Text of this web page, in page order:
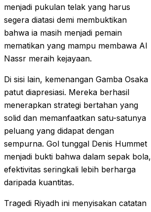
menjadi pukulan telak yang harus
segera diatasi demi membuktikan
bahwa ia masih menjadi pemain
mematikan yang mampu membawa Al
Nassr meraih kejayaan.
Di sisi lain, kemenangan Gamba Osaka
patut diapresiasi. Mereka berhasil
menerapkan strategi bertahan yang
solid dan memanfaatkan satu-satunya
peluang yang didapat dengan
sempurna. Gol tunggal Denis Hummet
menjadi bukti bahwa dalam sepak bola,
efektivitas seringkali lebih berharga
daripada kuantitas.
Tragedi Riyadh ini menyisakan catatan